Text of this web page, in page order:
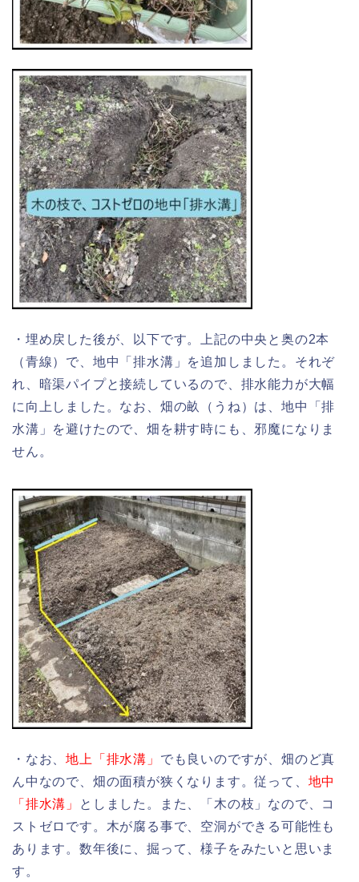
・埋め戻した後が、以下です。上記の中央と奥の2本
（青線）で、地中「排水溝」を追加しました。それぞ
れ、暗渠パイプと接続しているので、排水能力が大幅
に向上しました。なお、畑の畝（うね）は、地中「排
水溝」を避けたので、畑を耕す時にも、邪魔になりま
せん。
・なお、地上「排水溝」 でも良いのですが、畑のど真
ん中なので、畑の面積が狭くなります。従って、 地中
「排水溝」
としました。また、「木の枝」なので、コ
ストゼロです。木が腐る事で、空洞ができる可能性も
あります。数年後に、掘って、様子をみたいと思いま
す。